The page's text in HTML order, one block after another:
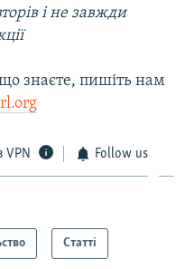
і не завжди
знаєте, пишіть нам
VPN Follow us
Статті